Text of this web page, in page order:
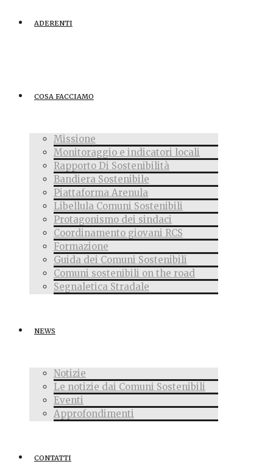
ADERENTI
COSA FACCIAMO
Missione
Monitoraggio e indicatori locali
Rapporto Di Sostenibilità
Bandiera Sostenibile
Piattaforma Arenula
Libellula Comuni Sostenibili
Protagonismo dei sindaci
Coordinamento giovani RCS
Formazione
Guida dei Comuni Sostenibili
Comuni sostenibili on the road
Segnaletica Stradale
NEWS
Notizie
Le notizie dai Comuni Sostenibili
Eventi
Approfondimenti
CONTATTI